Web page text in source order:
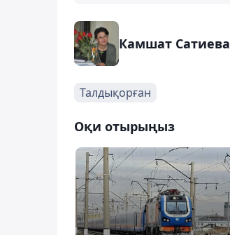
Камшат Сатиева
Талдықорған
Оқи отырыңыз